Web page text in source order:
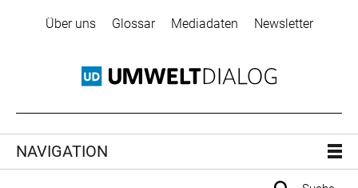
Über uns Glossar Mediadaten Newsletter
NAVIGATION